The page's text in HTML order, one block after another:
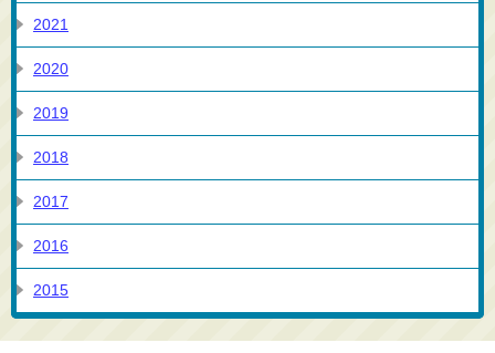
2021
2020
2019
2018
2017
2016
2015